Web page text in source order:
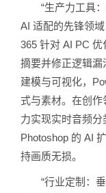
“生产力工具：
AI 适配的先锋领
365 针对 AI PC
摘要并修正逻辑
建模与可视化，
式与素材。在创作
力实现实时音频
Photoshop 的 AI
持画质无损。
“行业定制：垂